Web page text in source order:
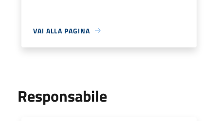
VAI ALLA PAGINA
Responsabile